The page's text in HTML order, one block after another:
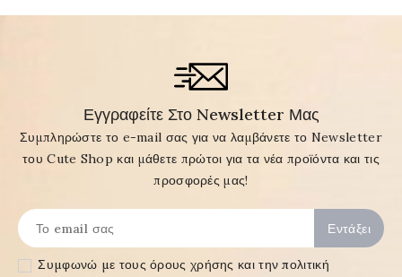
Εγγραφείτε Στο Newsletter Μας
Συμπληρώστε το e-mail σας για να λαμβάνετε το Newsletter
του Cute Shop και μάθετε πρώτοι για τα νέα προϊόντα και τις
προσφορές μας!
Συμφωνώ με τουςόρους χρήσης και την πολιτική